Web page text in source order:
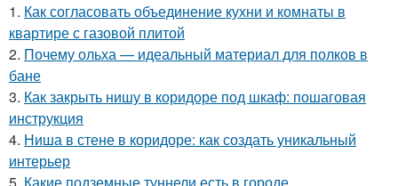
1. Как согласовать объединение кухни и комнаты в
квартире с газовой плитой
2. Почему ольха — идеальный материал для полков в
бане
3. Как закрыть нишу в коридоре под шкаф: пошаговая
инструкция
4. Ниша в стене в коридоре: как создать уникальный
интерьер